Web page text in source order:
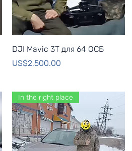
Quick View
DJI Mavic 3T для 64 ОСБ
Price
US$2,500.00
In the right place